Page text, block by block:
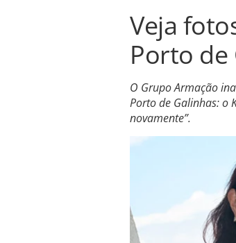
Veja
Porto de
O Grupo Armação
Porto de Galinhas: o
novamente”.